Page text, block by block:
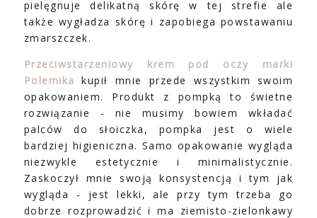
pielęgnuje delikatną skórę w tej strefie ale
także wygładza skórę i zapobiega powstawaniu
zmarszczek.
Przeciwstarzeniowy krem pod oczy marki
Polemika kupił mnie przede wszystkim swoim
opakowaniem. Produkt z pompką to świetne
rozwiązanie - nie musimy bowiem wkładać
palców do słoiczka, pompka jest o wiele
bardziej higieniczna. Samo opakowanie wygląda
niezwykle estetycznie i minimalistycznie.
Zaskoczył mnie swoją konsystencją i tym jak
wygląda - jest lekki, ale przy tym trzeba go
dobrze rozprowadzić i ma ziemisto-zielonkawy